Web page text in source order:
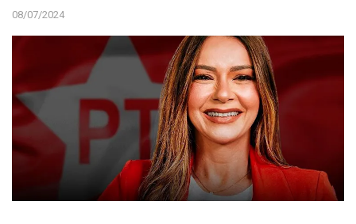
08/07/2024